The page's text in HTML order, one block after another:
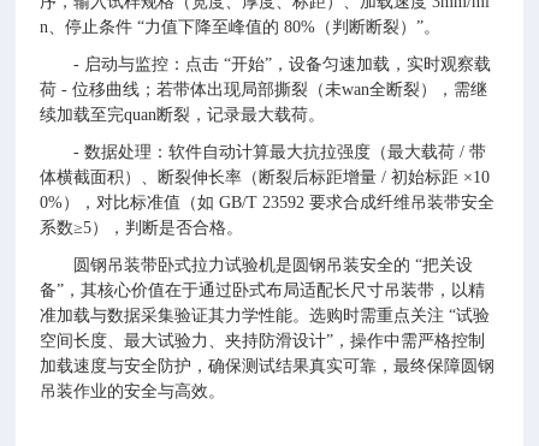
n、停止条件 “力值下降至峰值的 80%（判断断裂）”。
- 启动与监控：点击 “开始”，设备匀速加载，实时观察载
荷 - 位移曲线；若带体出现局部撕裂（未wan全断裂），需继
续加载至完quan断裂，记录最大载荷。
- 数据处理：软件自动计算最大抗拉强度（最大载荷 / 带
体横截面积）、断裂伸长率（断裂后标距增量 / 初始标距 ×10
0%），对比标准值（如 GB/T 23592 要求合成纤维吊装带安全
系数≥5），判断是否合格。
圆钢吊装带卧式拉力试验机是圆钢吊装安全的 “把关设
备”，其核心价值在于通过卧式布局适配长尺寸吊装带，以精
准加载与数据采集验证其力学性能。选购时需重点关注 “试验
空间长度、最大试验力、夹持防滑设计”，操作中需严格控制
加载速度与安全防护，确保测试结果真实可靠，最终保障圆钢
吊装作业的安全与高效。